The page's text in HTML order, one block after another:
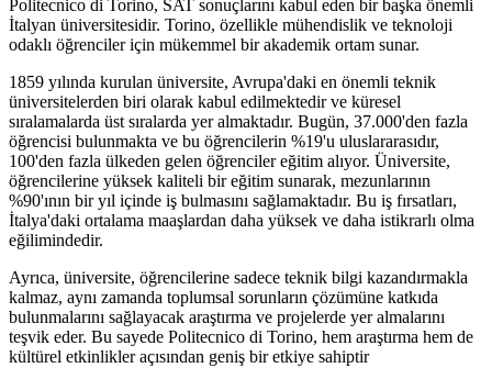
Politecnico di Torino, SAT sonuçlarını kabul eden bir başka önemli
İtalyan üniversitesidir. Torino, özellikle mühendislik ve teknoloji
odaklı öğrenciler için mükemmel bir akademik ortam sunar.
1859 yılında kurulan üniversite, Avrupa'daki en önemli teknik
üniversitelerden biri olarak kabul edilmektedir ve küresel
sıralamalarda üst sıralarda yer almaktadır. Bugün, 37.000'den fazla
öğrencisi bulunmakta ve bu öğrencilerin %19'u uluslararasıdır,
100'den fazla ülkeden gelen öğrenciler eğitim alıyor. Üniversite,
öğrencilerine yüksek kaliteli bir eğitim sunarak, mezunlarının
%90'ının bir yıl içinde iş bulmasını sağlamaktadır. Bu iş fırsatları,
İtalya'daki ortalama maaşlardan daha yüksek ve daha istikrarlı olma
eğilimindedir​.
Ayrıca, üniversite, öğrencilerine sadece teknik bilgi kazandırmakla
kalmaz, aynı zamanda toplumsal sorunların çözümüne katkıda
bulunmalarını sağlayacak araştırma ve projelerde yer almalarını
teşvik eder. Bu sayede Politecnico di Torino, hem araştırma hem de
kültürel etkinlikler açısından geniş bir etkiye sahiptir